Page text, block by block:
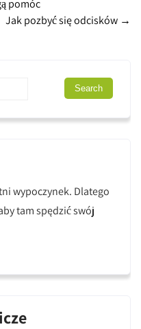
pomóc
Jak pozbyć się odcisków →
wypoczynek. Dlatego
tam spędzić swój